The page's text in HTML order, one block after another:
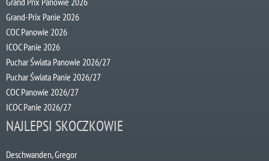
Grand-Prix Panie 2026
COC Panowie 2026
ICOC Panie 2026
Puchar Świata Panowie 2026/27
Puchar Świata Panie 2026/27
COC Panowie 2026/27
ICOC Panie 2026/27
NAJLEPSI SKOCZKOWIE
Deschwanden, Gregor